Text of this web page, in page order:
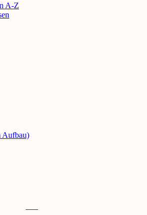
A-Z
Aufbau)